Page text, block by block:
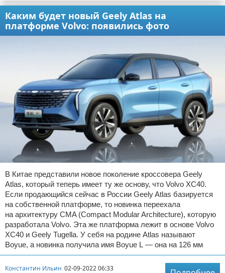
Каким будет новый Geely Atlas на
платформе Volvo: появились фото
В Китае представили новое поколение кроссовера Geely
Atlas, который теперь имеет ту же основу, что Volvo XC40.
Если продающийся сейчас в России Geely Atlas базируется
на собственной платформе, то новинка переехала
на архитектуру CMA (Compact Modular Architecture), которую
разработала Volvo. Эта же платформа лежит в основе Volvo
XC40 и Geely Tugella. У себя на родине Atlas называют
Boyue, а новинка получила имя Boyue L — она на 126 мм
Константин Ильин 02-09-2022 06:33